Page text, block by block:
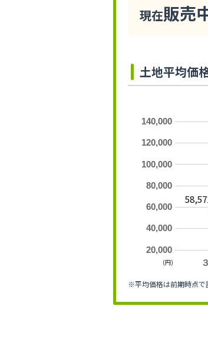
現在販売
土地平均価
20,000
40,000
60,000
80,000
100,000
120,000
140,000
(円)
※平均価格は前期時点で